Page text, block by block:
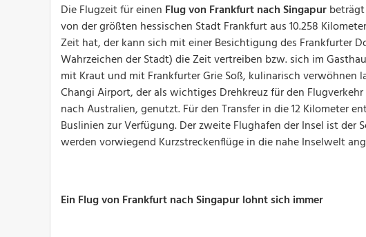
Die Flugzeit für einen Flug von Frankfurt nach Singapur
von der größten hessischen Stadt Frankfurt aus 10.258
Zeit hat, der kann sich mit einer Besichtigung des Frankfurter
Wahrzeichen der Stadt) die Zeit vertreiben bzw. sich im
mit Kraut und mit Frankfurter Grie Soß, kulinarisch verwöhnen
Changi Airport, der als wichtiges Drehkreuz für den
nach Australien, genutzt. Für den Transfer in die 12 Kilometer
Buslinien zur Verfügung. Der zweite Flughafen der Insel ist der
werden vorwiegend Kurzstreckenflüge in die nahe Inselwelt
Ein Flug von Frankfurt nach Singapur lohnt sich immer